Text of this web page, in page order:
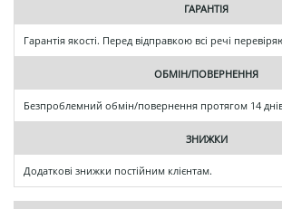
ГАРАНТІЯ
Гарантія якості. Перед відправкою всі речі
ОБМІН/ПОВЕРНЕННЯ
Безпроблемний обмін/повернення протягом 14
ЗНИЖКИ
Додаткові знижки постійним клієнтам.